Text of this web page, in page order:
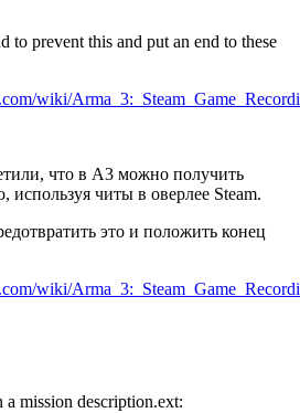
to prevent this and put an end to these
wiki/
что в A3 можно получить
используя читы в оверлее Steam.
это и положить конец
wiki/
mission description.ext: